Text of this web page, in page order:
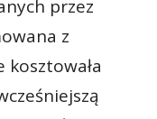
przez
z